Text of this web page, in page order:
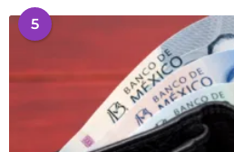
5